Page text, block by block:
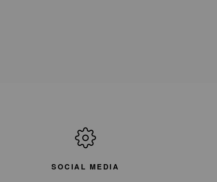
SOCIAL MEDIA